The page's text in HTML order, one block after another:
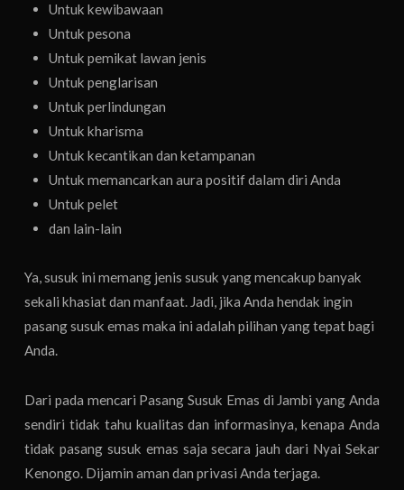
Untuk kewibawaan
Untuk pesona
Untuk pemikat lawan jenis
Untuk penglarisan
Untuk perlindungan
Untuk kharisma
Untuk kecantikan dan ketampanan
Untuk memancarkan aura positif dalam diri Anda
Untuk pelet
dan lain-lain
Ya, susuk ini memang jenis susuk yang mencakup banyak
sekali khasiat dan manfaat. Jadi, jika Anda hendak ingin
pasang susuk emas maka ini adalah pilihan yang tepat bagi
Anda.
Dari pada mencari Pasang Susuk Emas di Jambi yang Anda
sendiri tidak tahu kualitas dan informasinya, kenapa Anda
tidak pasang susuk emas saja secara jauh dari Nyai Sekar
Kenongo. Dijamin aman dan privasi Anda terjaga.